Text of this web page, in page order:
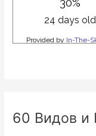
60 Видов и